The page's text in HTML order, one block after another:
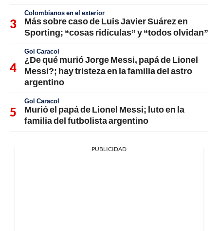
Colombianos en el exterior
Más sobre caso de Luis Javier Suárez en
Sporting; “cosas ridículas” y “todos olvidan”
Gol Caracol
¿De qué murió Jorge Messi, papá de Lionel
Messi?; hay tristeza en la familia del astro
argentino
Gol Caracol
Murió el papá de Lionel Messi; luto en la
familia del futbolista argentino
PUBLICIDAD